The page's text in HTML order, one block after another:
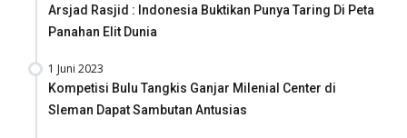
Arsjad Rasjid : Indonesia Buktikan Punya Taring Di Peta
Panahan Elit Dunia
1 Juni 2023
Kompetisi Bulu Tangkis Ganjar Milenial Center di
Sleman Dapat Sambutan Antusias